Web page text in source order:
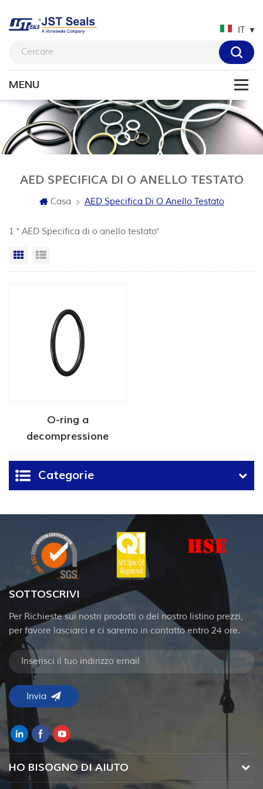
IT
AED SPECIFICA DI O ANELLO TESTATO
Casa AED Specifica Di O Anello Testato
1 " AED Specifica di o anello testato"
Vista a griglia
O-ring a
decompressione
rapida del gas
Categorie
SOTTOSCRIVI
Per Richieste sui nostri prodotti o del nostro listino prezzi,
per favore lasciarci e ci saremo in contatto entro 24 ore.
HO BISOGNO DI AIUTO